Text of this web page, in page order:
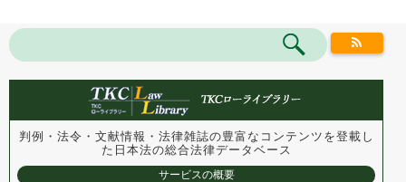
判例・法令・文献情報・法律雑誌の豊富なコンテンツを登載し
た 日本法の総合法律データベース
サービスの概要